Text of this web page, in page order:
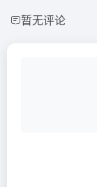
暂无评论